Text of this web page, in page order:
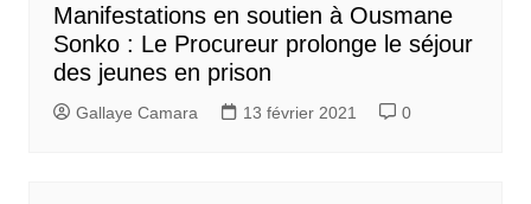
Manifestations en soutien à Ousmane
Sonko : Le Procureur prolonge le séjour
des jeunes en prison
Gallaye Camara 13 février 2021 0